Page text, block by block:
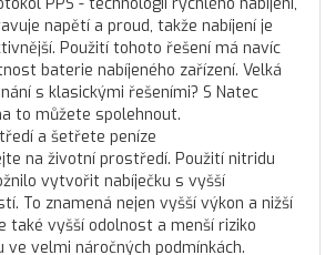
napětí a proud, takže nabíjení je
Použití tohoto řešení má navíc
baterie nabíjeného zařízení. Velká
s klasickými řešeními? S Natec
to můžete spolehnout.
a šetřete peníze
na životní prostředí. Použití nitridu
vytvořit nabíječku s vyšší
To znamená nejen vyšší výkon a nižší
také vyšší odolnost a menší riziko
ve velmi náročných podmínkách.